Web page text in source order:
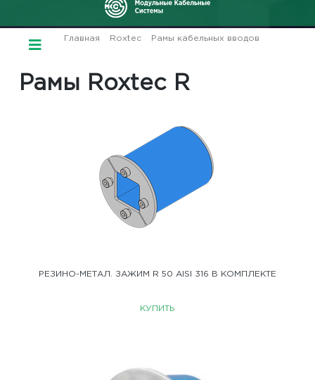
Главная Roxtec/ Рамы кабельных вводов
Рамы Roxtec R
РЕЗИНО-МЕТАЛ. ЗАЖИМ R 50 AISI 316 В КОМПЛЕКТЕ
КУПИТЬ